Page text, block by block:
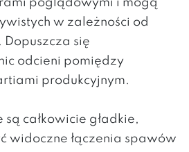
poglądowymi i mogą
w zależności od
się
odcieni pomiędzy
produkcyjnym.
całkowicie gładkie,
widoczne łączenia spawów